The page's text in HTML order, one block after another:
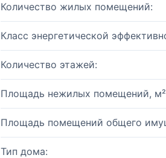
Количество жилых помещений:
Класс энергетической
Количество этажей:
Площадь нежилых помещений,
Площадь помещений общего
Тип дома: